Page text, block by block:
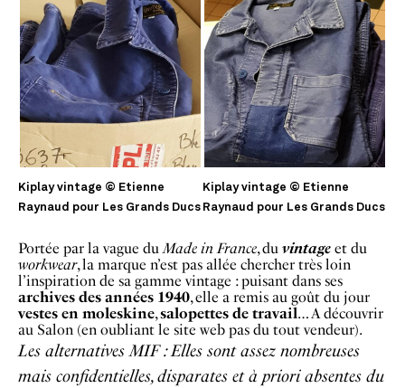
Kiplay vintage © Etienne
Raynaud pour Les Grands Ducs
Kiplay vintage © Etienne
Raynaud pour Les Grands Ducs
Portée par la vague duMade in France, du vintage et du
workwear, la marque n’est pas allée chercher très loin
l’inspiration de sa gamme vintage : puisant dans ses
archives des années 1940, elle a remis au goût du jour
vestes en moleskine,salopettes de travail… A découvrir
au Salon (en oubliant le site web pas du tout vendeur).
Les alternatives MIF : Elles sont assez nombreuses
mais confidentielles, disparates et à priori absentes du